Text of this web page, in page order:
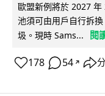
歐盟新例將於 2027
池須可由用戶自行拆
圾。現時 Sams...
閱
178 54 ↗